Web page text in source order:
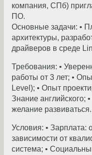
компания, СПб)
ПО.
Основные задачи: •
архитектуры,
драйверов в среде
Требования: •
работы от 3 лет; •
Level); • Опыт
Знание английского;
желание развиваться.
Условия: • Зарплата:
зависимости от
система; •